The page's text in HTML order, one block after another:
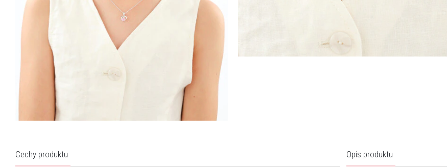
Cechy produktu Opis produktu